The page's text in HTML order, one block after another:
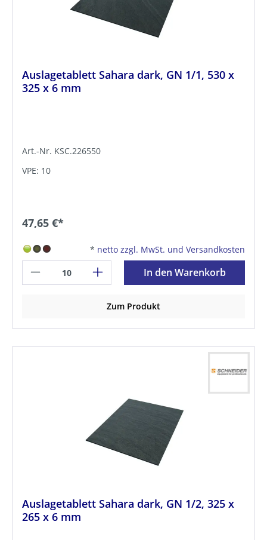
Auslagetablett Sahara dark, GN 1/1, 530 x
325 x 6 mm
Art.-Nr. KSC.226550
VPE: 10
47,65 €*
* netto zzgl. MwSt. und Versandkosten
In den Warenkorb
Zum Produkt
Auslagetablett Sahara dark, GN 1/2, 325 x
265 x 6 mm